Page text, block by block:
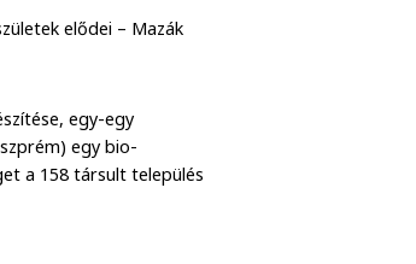
elődei – Mazák
egy-egy
egy bio-
a 158 társult település